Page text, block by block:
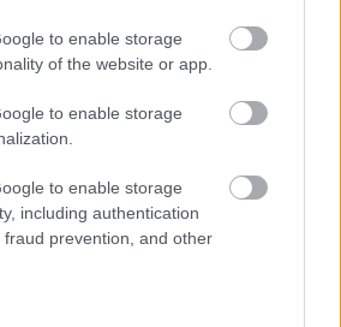
to enable storage
of the website or app.
to enable storage
to enable storage
including authentication
prevention, and other
facebook